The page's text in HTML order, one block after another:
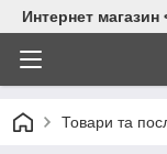
Интернет
Товари та